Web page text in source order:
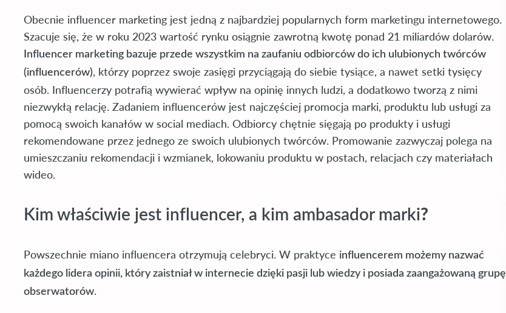
Obecnie influencer marketing jest jedną z najbardziej popularnych form marketingu internetowego.
Szacuje się, że w roku 2023 wartość rynku osiągnie zawrotną kwotę ponad 21 miliardów dolarów.
Influencer marketing bazuje przede wszystkim na zaufaniu odbiorców do ich ulubionych twórców
(influencerów), którzy poprzez swoje zasięgi przyciągają do siebie tysiące, a nawet setki tysięcy
osób. Influencerzy potrafią wywierać wpływ na opinię innych ludzi, a dodatkowo tworzą z nimi
niezwykłą relację. Zadaniem influencerów jest najczęściej promocja marki, produktu lub usługi za
pomocą swoich kanałów w social mediach. Odbiorcy chętnie sięgają po produkty i usługi
rekomendowane przez jednego ze swoich ulubionych twórców. Promowanie zazwyczaj polega na
umieszczaniu rekomendacji i wzmianek, lokowaniu produktu w postach, relacjach czy materiałach
wideo.
Kim właściwie jest influencer, a kim ambasador marki?
Powszechnie miano influencera otrzymują celebryci. W praktyce influencerem możemy nazwać
każdego lidera opinii, który zaistniał w internecie dzięki pasji lub wiedzy i posiada zaangażowaną grupę
obserwatorów.